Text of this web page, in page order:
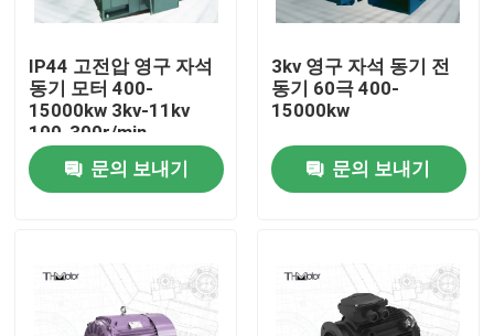
제품
IP44 고전압 영구 자석
동기 모터 400-
15000kw 3kv-11kv
100-300r/min
문의 보내기
3kv 영구 자석 동기 전
동기 60극 400-
15000kw
문의 보내기